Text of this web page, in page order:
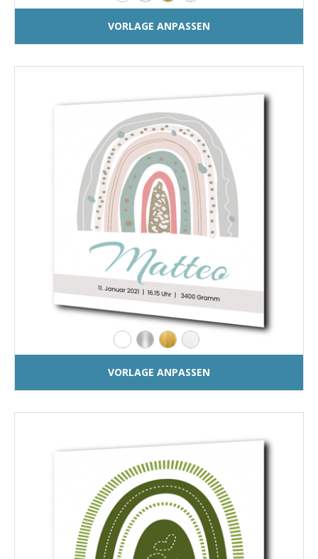
VORLAGE ANPASSEN
VORLAGE ANPASSEN